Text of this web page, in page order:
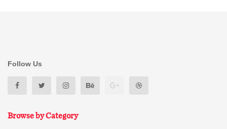
Follow Us
Browse by Category